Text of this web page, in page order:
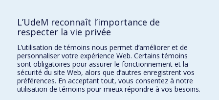
Écoles
Orthophonie et audiologie
Réadaptation
Directions
L’UdeM reconnaît l’importance de
respecter la vie privée
L’utilisation de témoins nous permet d’améliorer et de
personnaliser votre expérience Web. Certains témoins
sont obligatoires pour assurer le fonctionnement et la
sécurité du site Web, alors que d’autres enregistrent vos
préférences. En acceptant tout, vous consentez à notre
utilisation de témoins pour mieux répondre à vos besoins.